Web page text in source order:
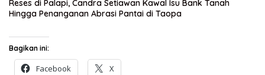
Reses di Palapi, Candra Setiawan Kawal Isu Bank Tanah
Hingga Penanganan Abrasi Pantai di Taopa
Bagikan ini:
Facebook X